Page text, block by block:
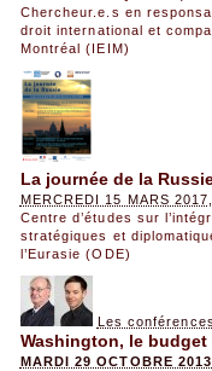
Chercheur.e.s en
droit international et
Montréal (IEIM)
La journée de la
MERCREDI 15 MARS
Centre d’études sur
stratégiques et
l’Eurasie (ODE)
Les
Washington, le
MARDI 29 OCTOBRE